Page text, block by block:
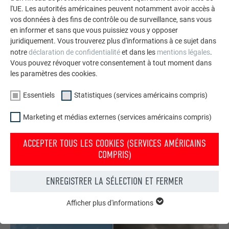
Toiture, façade, solaire, gouttières et protection contre les
crues – avec les produits PREFA en aluminium, votre maison
est non seulement jolie, mais aussi bien protégée !
l'UE. Les autorités américaines peuvent notamment avoir accès à
vos données à des fins de contrôle ou de surveillance, sans vous
en informer et sans que vous puissiez vous y opposer
juridiquement. Vous trouverez plus d'informations à ce sujet dans
notredéclaration de confidentialitéet dans les mentions légales.
Vous pouvez révoquer votre consentement à tout moment dans
les paramètres des cookies.
Essentiels Statistiques (services américains compris)
Marketing et médias externes (services américains compris)
ACCEPTER TOUS LES COOKIES (SERVICES AMÉRICAINS
COMPRIS)
ENREGISTRER LA SÉLECTION ET FERMER
Afficher plus d'informations